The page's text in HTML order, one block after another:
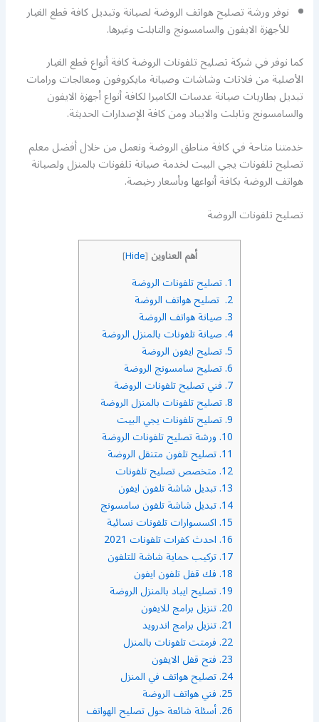
نوفر ورشة تصليح هواتف الروضة لصيانة وتبديل كافة قطع الغيار
للأجهزة الايفون والسامسونج والتابلت وغيرها.
كما نوفر في شركة تصليح تلفونات الروضة كافة أنواع قطع الغيار
الأصلية من فلاتات وشاشات وصيانة مايكروفون ومعالجات ورامات
تبديل بطاريات صيانة عدسات الكاميرا لكافة أنواع أجهزة الايفون
والسامسونج وتابلت والايباد ومن كافة الإصدارات الحديثة.
خدمتنا متاحة في كافة مناطق الروضة ونعمل من خلال أفضل معلم
تصليح تلفونات يجي البيت لخدمة صيانة تلفونات بالمنزل ولصيانة
هواتف الروضة بكافة أنواعها وبأسعار رخيصة.
تصليح تلفونات الروضة
أهم العناوين [
Hide
]
1. تصليح تلفونات الروضة
2. تصليح هواتف الروضة
3. صيانة هواتف الروضة
4. صيانة تلفونات بالمنزل الروضة
5. تصليح ايفون الروضة
6. تصليح سامسونج الروضة
7. فني تصليح تلفونات الروضة
8. تصليح تلفونات بالمنزل الروضة
9. تصليح تلفونات يجي البيت
10. ورشة تصليح تلفونات الروضة
11. تصليح تلفون متنقل الروضة
12. متخصص تصليح تلفونات
13. تبديل شاشة تلفون ايفون
14. تبديل شاشة تلفون سامسونج
15. اكسسوارات تلفونات نسائية
16. احدث كفرات تلفونات 2021
17. تركيب حماية شاشة للتلفون
18. فك قفل تلفون ايفون
19. تصليح ايباد بالمنزل الروضة
20. تنزيل برامج للايفون
21. تنزيل برامج اندرويد
22. فرمتت تلفونات بالمنزل
23. فتح قفل الايفون
24. تصليح هواتف في المنزل
25. فني هواتف الروضة
26. أسئلة شائعة حول تصليح الهواتف